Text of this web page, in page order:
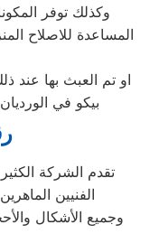
وكذلك توفر
المساعدة للاصلاح
او تم العبث بها عند
بيكو في
تقدم الشركة
الفنيين
وجميع الأشكال